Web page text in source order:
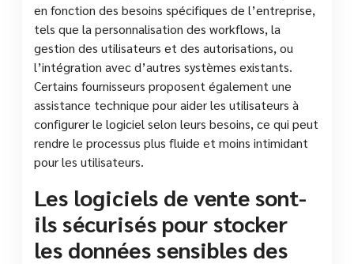
en fonction des besoins spécifiques de l’entreprise,
tels que la personnalisation des workflows, la
gestion des utilisateurs et des autorisations, ou
l’intégration avec d’autres systèmes existants.
Certains fournisseurs proposent également une
assistance technique pour aider les utilisateurs à
configurer le logiciel selon leurs besoins, ce qui peut
rendre le processus plus fluide et moins intimidant
pour les utilisateurs.
Les logiciels de vente sont-
ils sécurisés pour stocker
les données sensibles des